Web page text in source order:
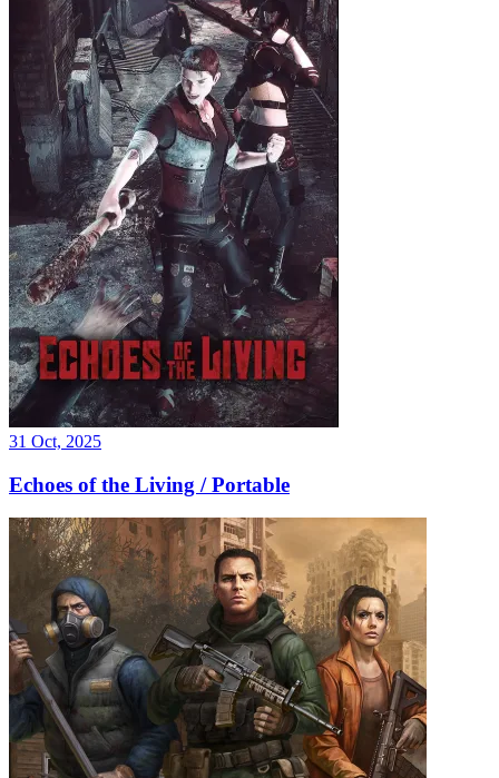
31 Oct, 2025
Echoes of the Living / Portable